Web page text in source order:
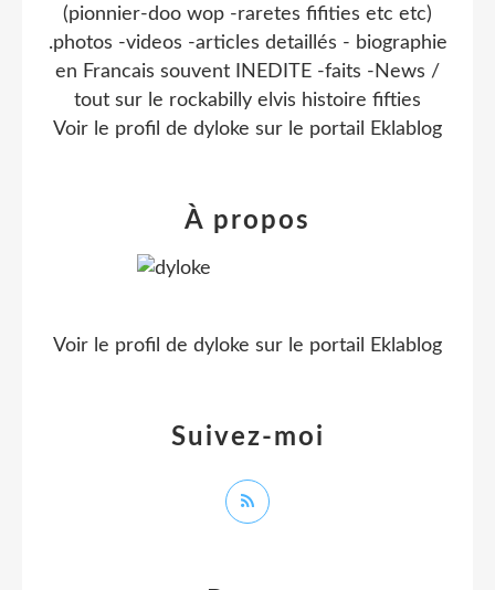
(pionnier-doo wop -raretes fifities etc etc)
.photos -videos -articles detaillés - biographie
en Francais souvent INEDITE -faits -News /
tout sur le rockabilly elvis histoire fifties
Voir le profil de dyloke sur le portail Eklablog
Suivez-moi
À propos
Voir le profil de dyloke sur le portail Eklablog